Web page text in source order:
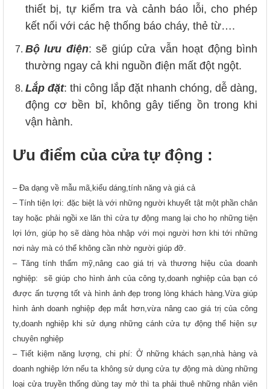
thiết bị, tự kiểm tra và cảnh báo lỗi, cho phép
kết nối với các hệ thống báo cháy, thẻ từ….
Bộ lưu điện: sẽ giúp cửa vẫn hoạt động bình
thường ngay cả khi nguồn điện mất đột ngột.
Lắp đặt: thi công lắp đặt nhanh chóng, dễ dàng,
động cơ bền bỉ, không gây tiếng ồn trong khi
vận hành.
Ưu điểm của cửa tự động :
– Đa dạng về mẫu mã,kiểu dáng,tính năng và giá cả
– Tính tiện lợi: đặc biệt là với những người khuyết tật một phần chân
tay hoặc phải ngồi xe lăn thì cửa tự động mang lại cho họ những tiện
lợi lớn, giúp họ sẽ dàng hòa nhập với mọi người hơn khi tới những
nơi này mà có thể không cần nhờ người giúp đỡ.
– Tăng tính thẩm mỹ,nâng cao giá trị và thương hiệu của doanh
nghiệp: sẽ giúp cho hình ảnh của công ty,doanh nghiệp của bạn có
được ấn tượng tốt và hình ảnh đẹp trong lòng khách hàng.Vừa giúp
hình ảnh doanh nghiệp đẹp mắt hơn,vừa nâng cao giá trị của công
ty,doanh nghiệp khi sử dụng những cánh cửa tự động thể hiện sự
chuyên nghiệp
– Tiết kiệm năng lượng, chi phí: Ở những khách sạn,nhà hàng và
doanh nghiệp lớn nếu ta không sử dụng cửa tự động mà dùng những
loại cửa truyền thống dùng tay mở thì ta phải thuê những nhân viên